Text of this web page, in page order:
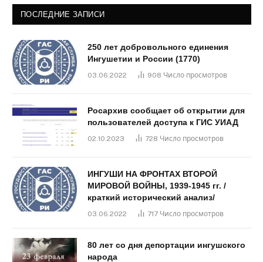
ПОСЛЕДНИЕ ЗАПИСИ
250 лет добровольного единения
Ингушетии и России (1770)
03.06.2022 908 Число просмотров
Росархив сообщает об открытии для
пользователей доступа к ГИС УИАД
02.10.2023 728 Число просмотров
ИНГУШИ НА ФРОНТАХ ВТОРОЙ
МИРОВОЙ ВОЙНЫ, 1939-1945 гг. /
краткий исторический анализ/
03.06.2022 717 Число просмотров
80 лет со дня депортации ингушского
народа